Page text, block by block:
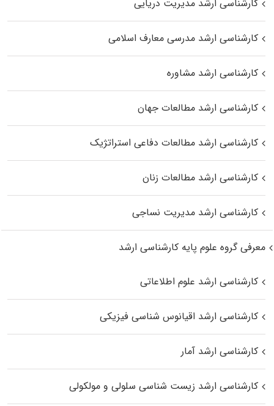
کارشناسی ارشد مدیریت دریایی
کارشناسی ارشد مدرسی معارف اسلامی
کارشناسی ارشد مشاوره
کارشناسی ارشد مطالعات جهان
کارشناسی ارشد مطالعات دفاعی استراتژیک
کارشناسی ارشد مطالعات زنان
کارشناسی ارشد مدیریت نساجی
معرفی گروه علوم پایه کارشناسی ارشد
کارشناسی ارشد علوم اطلاعاتی
کارشناسی ارشد اقیانوس‌ شناسی فیزیکی
کارشناسی ارشد آمار
کارشناسی ارشد زیست شناسی سلولی و مولکولی